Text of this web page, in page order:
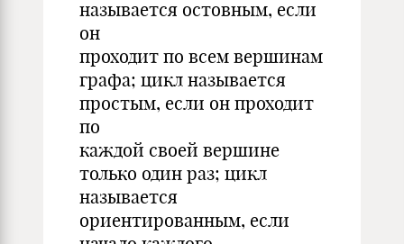
называется остовным, если
он
проходит по всем вершинам
графа; цикл называется
простым, если он проходит
по
каждой своей вершине
только один раз; цикл
называется
ориентированным, если